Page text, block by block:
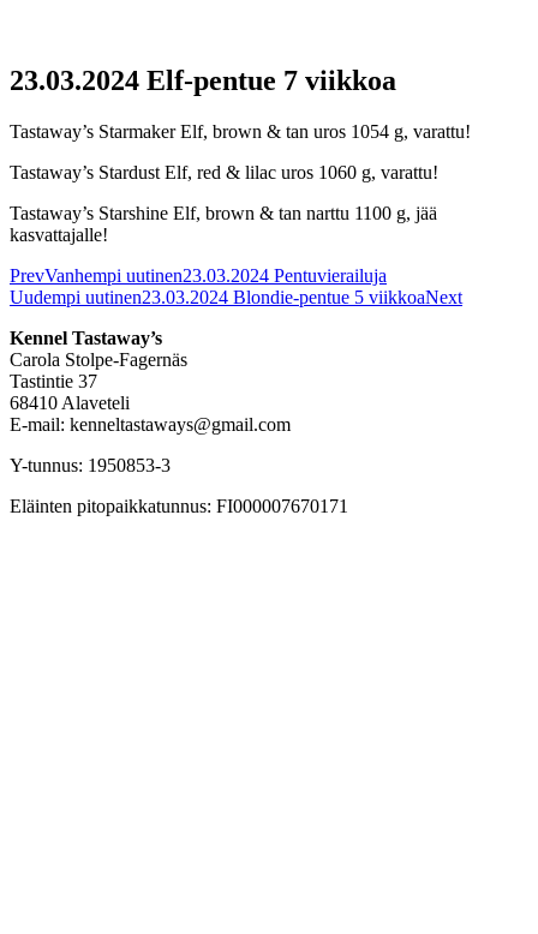
23.03.2024 Elf-pentue 7 viikkoa
Tastaway’s Starmaker Elf, brown & tan uros 1054 g, varattu!
Tastaway’s Stardust Elf, red & lilac uros 1060 g, varattu!
Tastaway’s Starshine Elf, brown & tan narttu 1100 g, jää
kasvattajalle!
PrevVanhempi uutinen23.03.2024 Pentuvierailuja
Uudempi uutinen23.03.2024 Blondie-pentue 5 viikkoaNext
Kennel Tastaway’s
Carola Stolpe-Fagernäs
Tastintie 37
68410 Alaveteli
E-mail: kenneltastaways@gmail.com
Y-tunnus: 1950853-3
Eläinten pitopaikkatunnus: FI000007670171